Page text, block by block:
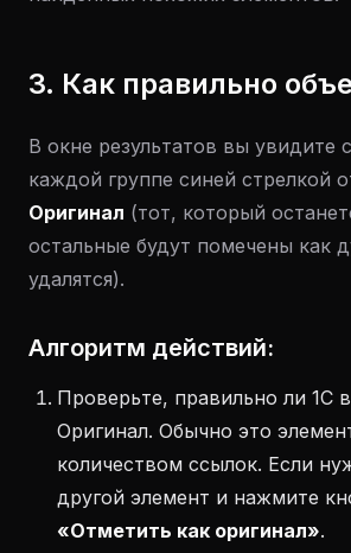
3. Как правильно
В окне результатов вы увидите
каждой группе синей стрелкой
Оригинал (тот, который
остальные будут помечены как
удалятся).
Алгоритм действий:
Проверьте, правильно ли 1С
Оригинал. Обычно это
количеством ссылок. Если
другой элемент и нажмите
«Отметить как оригинал».